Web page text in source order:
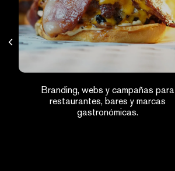
Branding, webs y campañas para
restaurantes, bares y marcas
gastronómicas.